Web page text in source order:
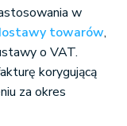
w
towarów,
o VAT.
korygującą
za okres